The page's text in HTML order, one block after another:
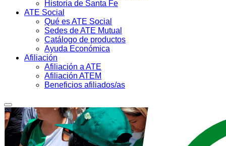
Historia de Santa Fe
ATE Social
Qué es ATE Social
Sedes de ATE Mutual
Catálogo de productos
Ayuda Económica
Afiliación
Afiliación a ATE
Afiliación ATEM
Beneficios afiliados/as